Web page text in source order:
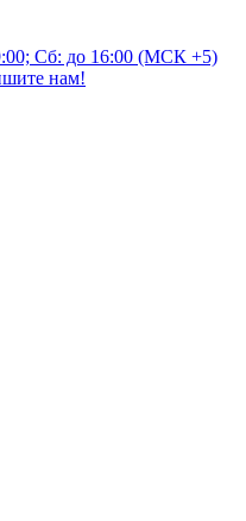
Сб: до 16:00 (МСК +5)
нам!